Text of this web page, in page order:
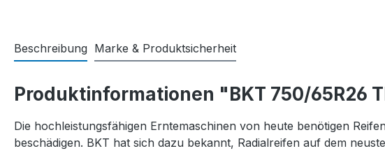
Beschreibung Marke & Produktsicherheit
Produktinformationen "BKT 750/65R26
Die hochleistungsfähigen Erntemaschinen von heute benötigen
beschädigen. BKT hat sich dazu bekannt, Radialreifen auf dem